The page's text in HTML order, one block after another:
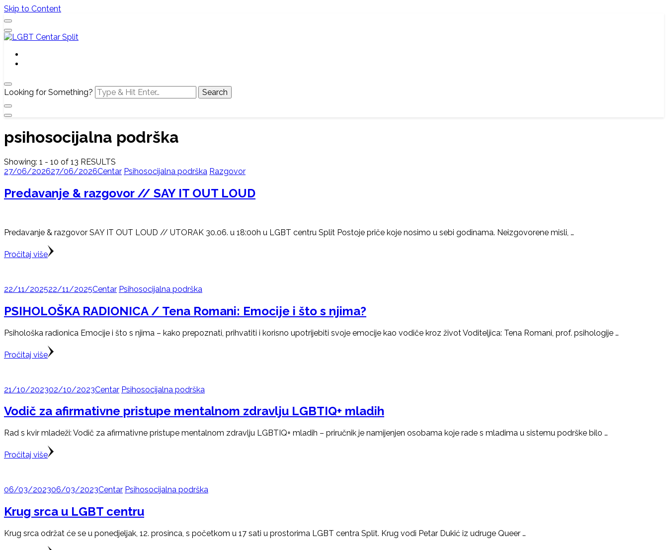
Skip to Content
LGBT Centar Split
Službena web stranica LGBT centra Split, Croatia
Looking for Something?
psihosocijalna podrška
Showing: 1 - 10 of 13 RESULTS
27/06/202627/06/2026Centar Psihosocijalna podrška Razgovor
Predavanje & razgovor // SAY IT OUT LOUD
Predavanje & razgovor SAY IT OUT LOUD // UTORAK 30.06. u 18:00h u LGBT centru Split Postoje priče koje nosimo u sebi godinama. Neizgovorene misli, …
Pročitaj više
22/11/202522/11/2025Centar Psihosocijalna podrška
PSIHOLOŠKA RADIONICA / Tena Romani: Emocije i što s njima?
Psihološka radionica Emocije i što s njima – kako prepoznati, prihvatiti i korisno upotrijebiti svoje emocije kao vodiče kroz život Voditeljica: Tena Romani, prof. psihologije …
Pročitaj više
21/10/202302/10/2023Centar Psihosocijalna podrška
Vodič za afirmativne pristupe mentalnom zdravlju LGBTIQ+ mladih
Rad s kvir mladeži: Vodič za afirmativne pristupe mentalnom zdravlju LGBTIQ+ mladih – priručnik je namijenjen osobama koje rade s mladima u sistemu podrške bilo …
Pročitaj više
06/03/202306/03/2023Centar Psihosocijalna podrška
Krug srca u LGBT centru
Krug srca održat će se u ponedjeljak, 12. prosinca, s početkom u 17 sati u prostorima LGBT centra Split. Krug vodi Petar Dukić iz udruge Queer …